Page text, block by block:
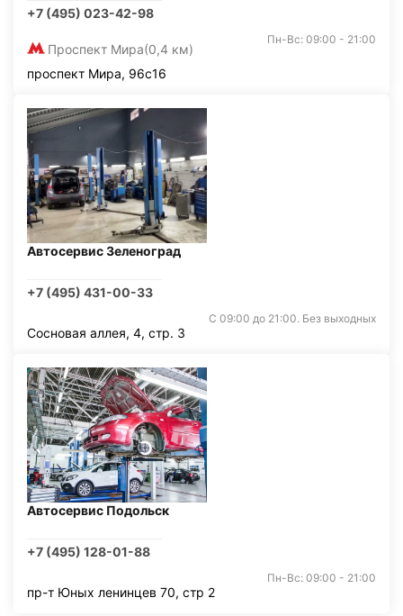
+7 (495) 023-42-98
Проспект Мира(0,4 км)
Пн-Вс: 09:00 - 21:00
проспект Мира, 96с16
Автосервис Зеленоград
+7 (495) 431-00-33
С 09:00 до 21:00. Без выходных
Сосновая аллея, 4, стр. 3
Автосервис Подольск
+7 (495) 128-01-88
Пн-Вс: 09:00 - 21:00
пр-т Юных ленинцев 70, стр 2